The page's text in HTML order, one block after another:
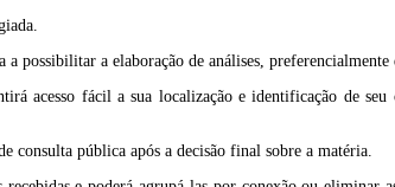
possibilitar a elaboração de análises, preferencialmente
acesso fácil a sua localização e identificação de seu
consulta pública após a decisão final sobre a matéria.